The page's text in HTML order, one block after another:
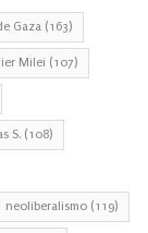
Gaza (163)
Milei (107)
S. (108)
neoliberalismo (119)